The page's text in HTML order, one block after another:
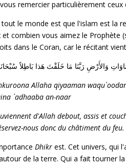
remercier particulièrement
tout le monde est que l'islam est la
et combien vous aimez le Prophète
dans le Coran, car le récitant
وَالأَرْضِ رَبَّنَا مَا خَلَقْتَ هَذا بَاطِلاً
Allaha qiyaaman
`adhaaba an-naar
d'Allah debout, assis et
nous donc du châtiment du
Dhikr est. Cet univers, qui
de la terre. Qui a fait tourner